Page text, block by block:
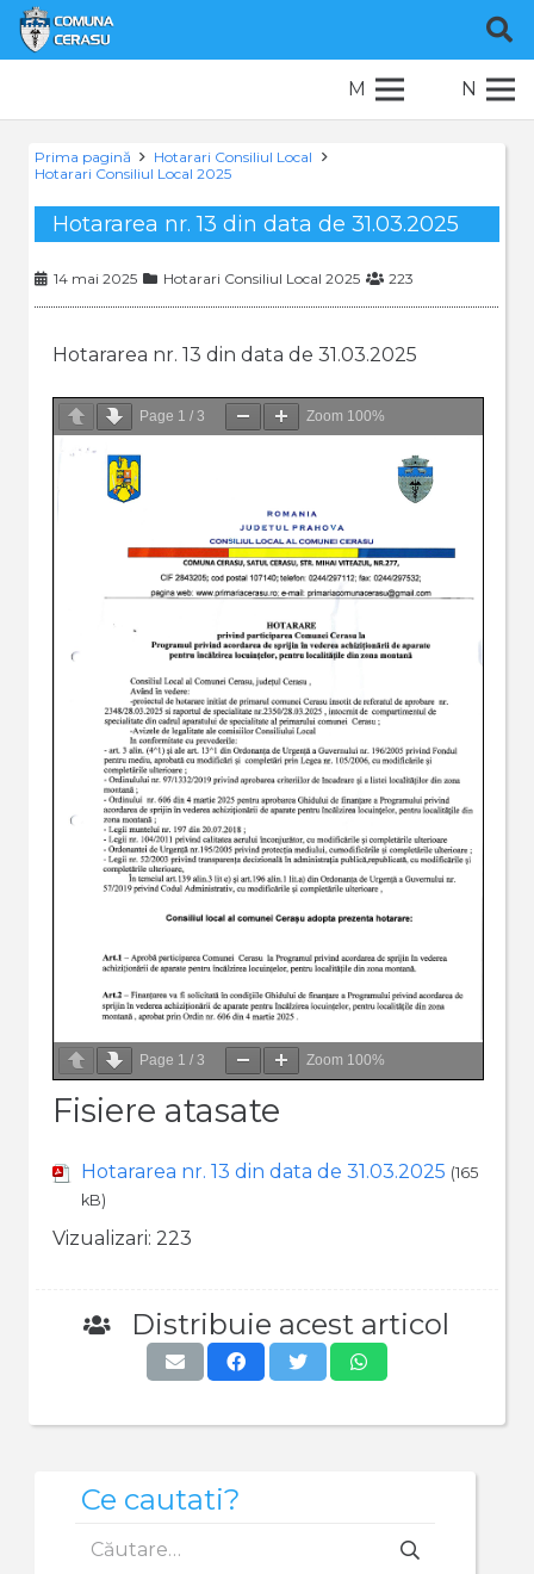
M N
Prima pagină
Hotarari Consiliul Local
Hotarari Consiliul Local 2025
Hotararea nr. 13 din data de 31.03.2025
14 mai 2025 Hotarari Consiliul Local 2025 223
Hotararea nr. 13 din data de 31.03.2025
Page 1 / 3 Zoom 100%
Page 1 / 3 Zoom 100%
Fisiere atasate
Hotararea nr. 13 din data de 31.03.2025 (165
kB)
Vizualizari: 223
Distribuie acest articol
Ce cautati?
după: